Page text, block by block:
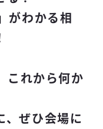
がわかる相
これから何か
、ぜひ会場に